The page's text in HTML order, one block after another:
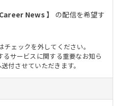
News 】
の配信を希望す
ェックを外してください。
サービスに関する重要なお知ら
付させていただきます。